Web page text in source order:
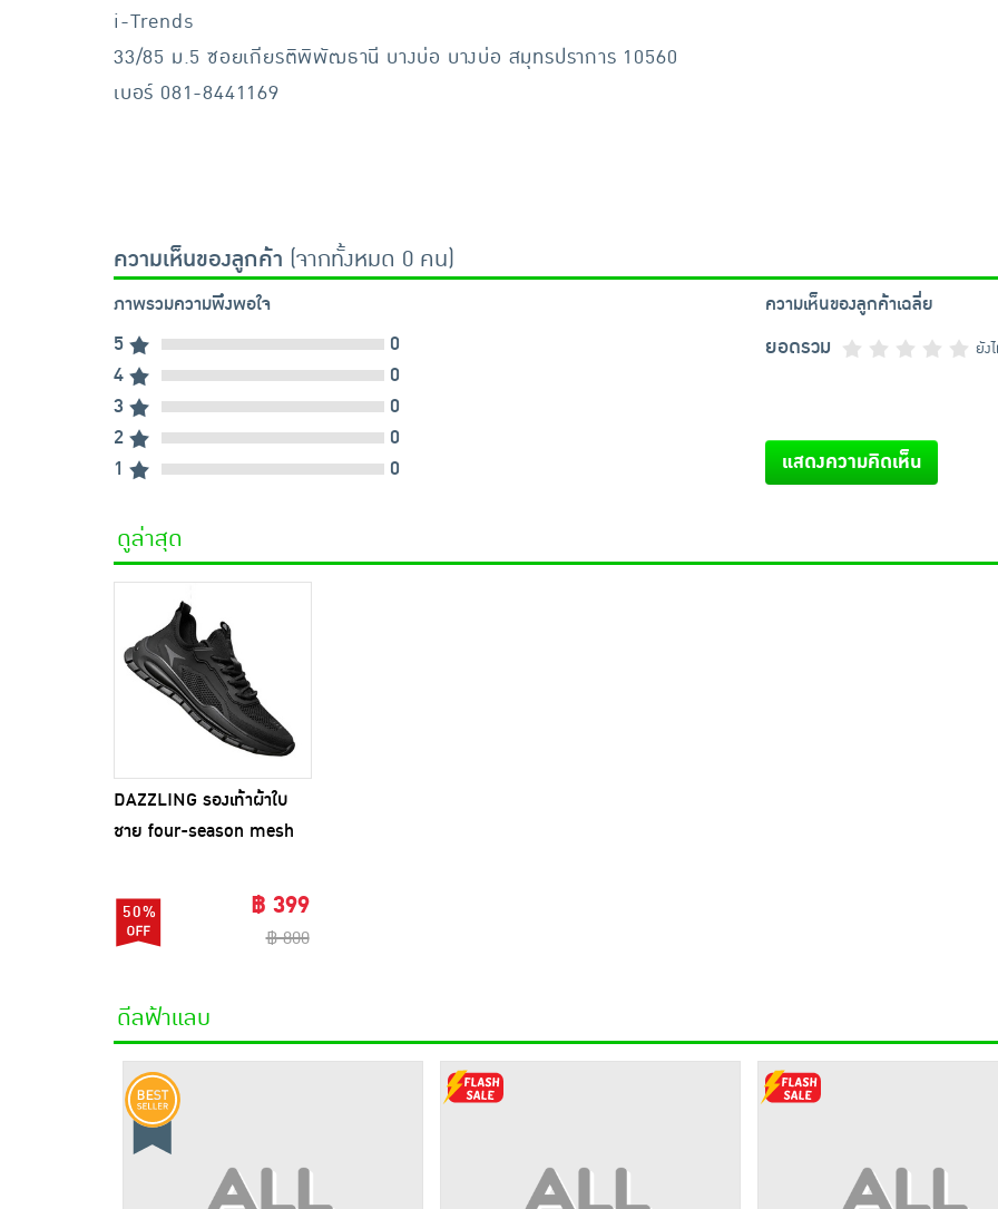
i-Trends
33/85 ม.5 ซอยเกียรติพิพัฒธานี บางบ่อ บางบ่อ สมุทรปราการ 10560
เบอร์ 081-8441169
ความเห็นของลูกค้า (จากทั้งหมด 0 คน)
ภาพรวมความพึงพอใจ
5
0
4
0
3
0
2
0
1
0
ความเห็นของลูกค้าเฉลี่ย
ยอดรวม ยัง
แสดงความคิดเห็น
ดูล่าสุด
DAZZLING รองเท้าผ้าใบ
ชาย four-season mesh
50% ฿ 399
฿ 800
ดีลฟ้าแลบ